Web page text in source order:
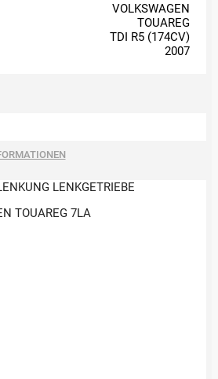
VOLKSWAGEN
TOUAREG
TDI R5 (174CV)
2007
LENKGETRIEBE
TOUAREG 7LA